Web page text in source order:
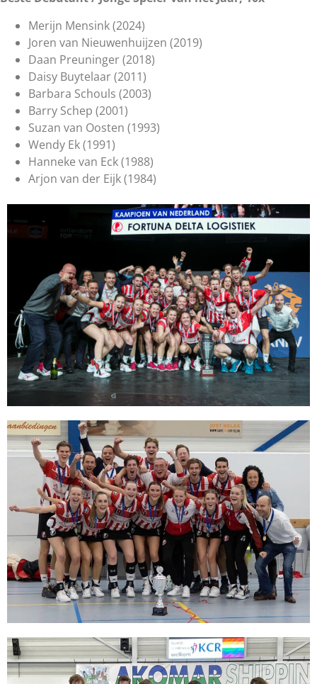
Merijn Mensink (2024)
Joren van Nieuwenhuijzen (2019)
Daan Preuninger (2018)
Daisy Buytelaar (2011)
Barbara Schouls (2003)
Barry Schep (2001)
Suzan van Oosten (1993)
Wendy Ek (1991)
Hanneke van Eck (1988)
Arjon van der Eijk (1984)